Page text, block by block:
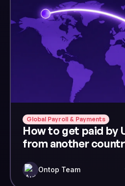
Global Payroll & Payments
How to get paid by
from another
Ontop Team